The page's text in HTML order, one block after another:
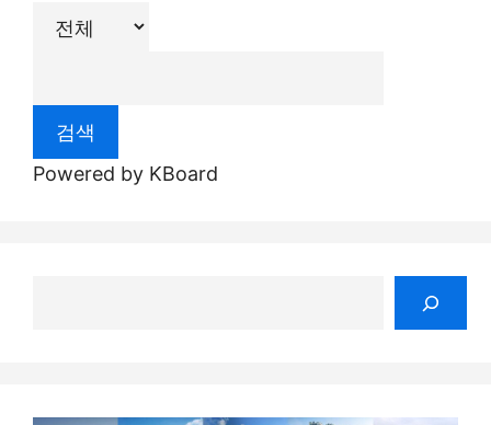
검색
Powered by KBoard